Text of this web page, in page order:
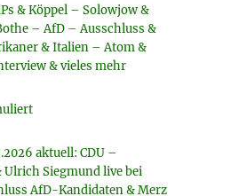
& Köppel – Solowjow &
– AfD – Ausschluss &
& Italien – Atom &
& vieles mehr
aktuell: CDU –
Ulrich Siegmund live bei
AfD-Kandidaten & Merz